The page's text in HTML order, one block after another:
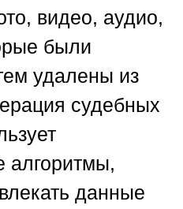
видео, аудио,
были
удалены из
судебных
алгоритмы,
данные